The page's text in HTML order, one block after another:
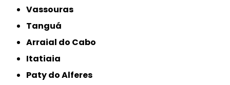
Vassouras
Tanguá
Arraial do Cabo
Itatiaia
Paty do Alferes